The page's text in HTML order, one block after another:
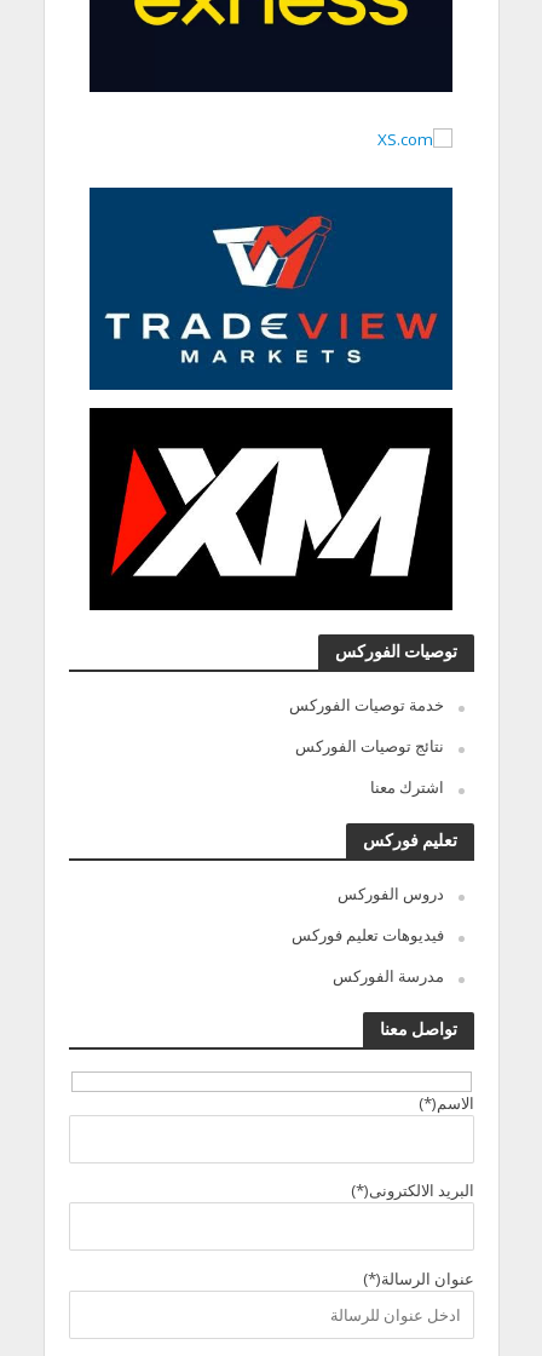
توصيات الفوركس
خدمة توصيات الفوركس
نتائج توصيات الفوركس
اشترك معنا
تعليم فوركس
دروس الفوركس
فيديوهات تعليم فوركس
مدرسة الفوركس
تواصل معنا
الاسم(*)
البريد الالكترونى(*)
عنوان الرسالة(*)